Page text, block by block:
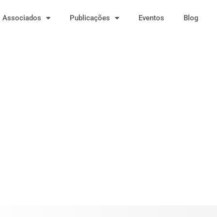
Associados Publicações Eventos Blog